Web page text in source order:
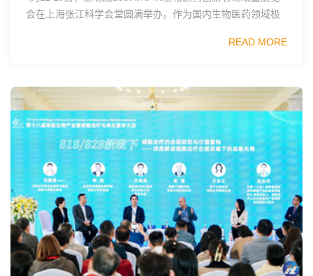
会在上海张江科学会堂圆满举办。作为国内生物医药领域极
READ MORE